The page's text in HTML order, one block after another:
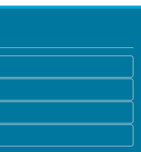
区・新宿区・文京区・台東区・
区・目黒区・大田区・世田谷
杉並区・豊島区・北区・荒川
足立区・葛飾区・江戸川区・八
野市・三鷹市・青梅市・府中
熊谷市・川口市・行田市・秩父
加須市・本庄市・東松山市・春
市・鴻巣市・深谷市・上尾市・
市・船橋市・館山市・木更津
茂原市・成田市・佐倉市・東金